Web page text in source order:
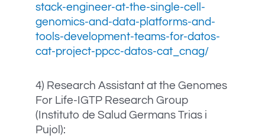
stack-engineer-at-the-single-cell-
genomics-and-data-platforms-and-
tools-development-teams-for-datos-
cat-project-ppcc-datos-cat_cnag/
4) Research Assistant at the Genomes
For Life-IGTP Research Group
(Instituto de Salud Germans Trias i
Pujol):